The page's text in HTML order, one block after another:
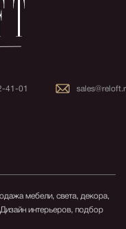
41-01
мебели, света, декора,
Дизайн интерьеров, подбор